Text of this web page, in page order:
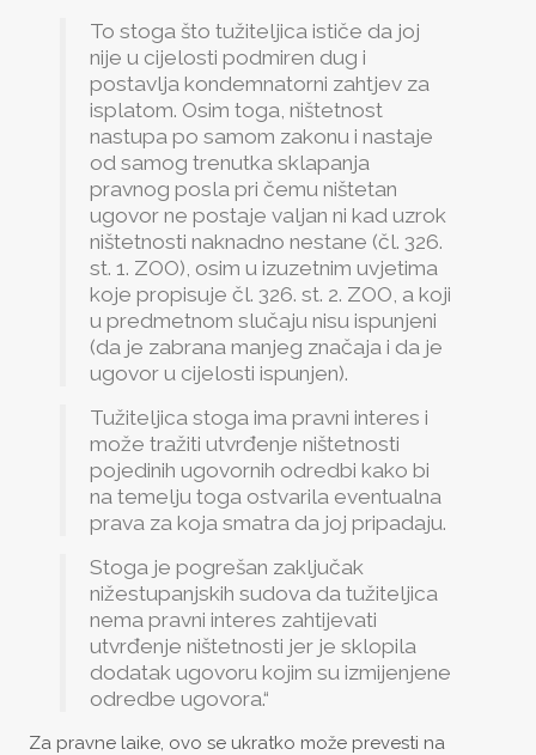
To stoga što tužiteljica ističe da joj
nije u cijelosti podmiren dug i
postavlja kondemnatorni zahtjev za
isplatom. Osim toga, ništetnost
nastupa po samom zakonu i nastaje
od samog trenutka sklapanja
pravnog posla pri čemu ništetan
ugovor ne postaje valjan ni kad uzrok
ništetnosti naknadno nestane (čl. 326.
st. 1. ZOO), osim u izuzetnim uvjetima
koje propisuje čl. 326. st. 2. ZOO, a koji
u predmetnom slučaju nisu ispunjeni
(da je zabrana manjeg značaja i da je
ugovor u cijelosti ispunjen).
Tužiteljica stoga ima pravni interes i
može tražiti utvrđenje ništetnosti
pojedinih ugovornih odredbi kako bi
na temelju toga ostvarila eventualna
prava za koja smatra da joj pripadaju.
Stoga je pogrešan zaključak
nižestupanjskih sudova da tužiteljica
nema pravni interes zahtijevati
utvrđenje ništetnosti jer je sklopila
dodatak ugovoru kojim su izmijenjene
odredbe ugovora.“
Za pravne laike, ovo se ukratko može prevesti na